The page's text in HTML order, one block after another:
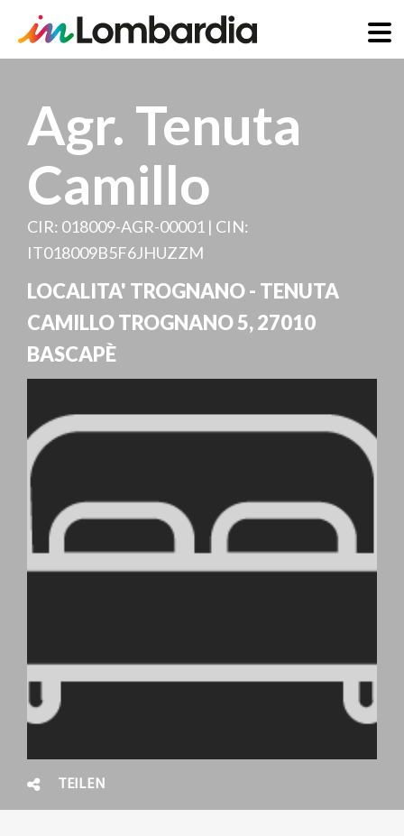
InhaltAgr. Tenuta
Camillo
CIR: 018009-AGR-00001 | CIN:
IT018009B5F6JHUZZM
LOCALITA' TROGNANO - TENUTA
CAMILLO TROGNANO 5,27010
BASCAPÈ
TEILEN